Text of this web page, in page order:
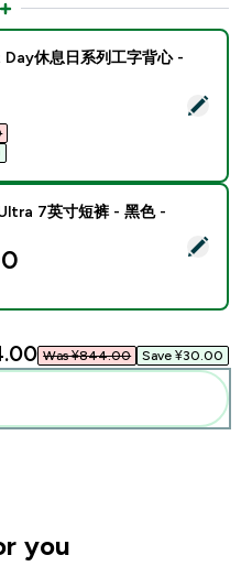
男士Rest Day休息日系列工
休息日系列工字背心 -
price
男士训练Ultra 7英寸短裤 - 黑
7英寸短裤 - 黑色 -
Was ¥844.00‎ Save ¥30.00‎
you